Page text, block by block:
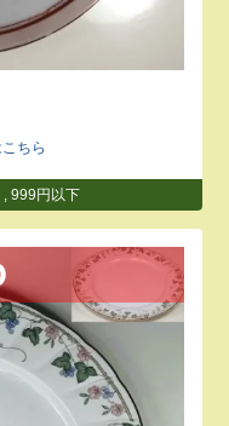
ちら
,999円以下